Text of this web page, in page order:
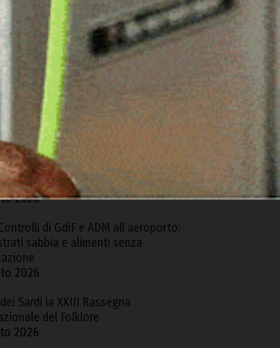
nella biblioteca di Ozieri, arrivano le
dell’Istituzione San Michele e del
2026
gemellaggio tra le due Ardara: l’Europa
Sardegna e Irlanda contro lo
2026
fuoco due furgoni e un deposito
2026
di GdiF e ADM all’aeroporto:
sabbia e alimenti senza
2026
Sardi la XXIII Rassegna
del Folklore
2026